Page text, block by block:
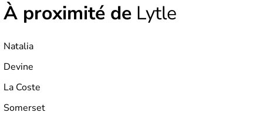
À proximité de Lytle
Natalia
Devine
La Coste
Somerset